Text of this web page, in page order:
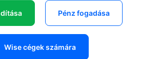
Pénz fogadása
Wise cégek számára